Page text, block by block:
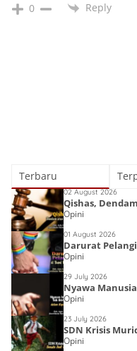
0 Reply
Terbaru
02 August 2026
Qishas,
Opini
01 August 2026
Darurat
Opini
29 July 2026
Nyawa
Opini
23 July 2026
SDN Krisis
Opini